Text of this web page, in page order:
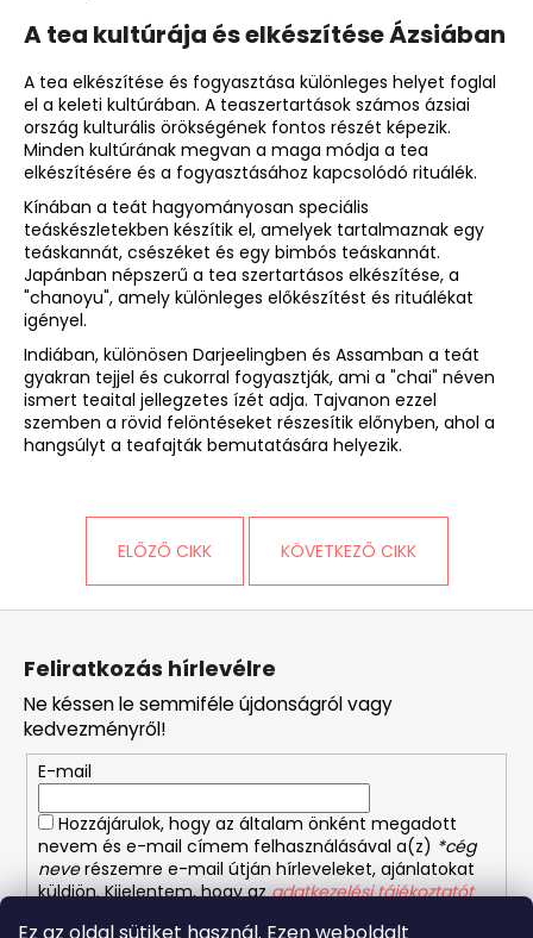
A tea kultúrája és elkészítése Ázsiában
A tea elkészítése és fogyasztása különleges helyet foglal
el a keleti kultúrában. A teaszertartások számos ázsiai
ország kulturális örökségének fontos részét képezik.
Minden kultúrának megvan a maga módja a tea
elkészítésére és a fogyasztásához kapcsolódó rituálék.
Kínában a teát hagyományosan speciális
teáskészletekben készítik el, amelyek tartalmaznak egy
teáskannát, csészéket és egy bimbós teáskannát.
Japánban népszerű a tea szertartásos elkészítése, a
"chanoyu", amely különleges előkészítést és rituálékat
igényel.
Indiában, különösen Darjeelingben és Assamban a teát
gyakran tejjel és cukorral fogyasztják, ami a "chai" néven
ismert teaital jellegzetes ízét adja. Tajvanon ezzel
szemben a rövid felöntéseket részesítik előnyben, ahol a
hangsúlyt a teafajták bemutatására helyezik.
ELŐZŐ CIKK KÖVETKEZŐ CIKK
Feliratkozás hírlevélre
Ne késsen le semmiféle újdonságról vagy
kedvezményről!
E-mail
Hozzájárulok, hogy az általam önként megadott
nevem és e-mail címem felhasználásával a(z) *cég
neverészemre e-mail útján hírleveleket, ajánlatokat
küldjön. Kijelentem, hogy azadatkezelési tájékoztatót